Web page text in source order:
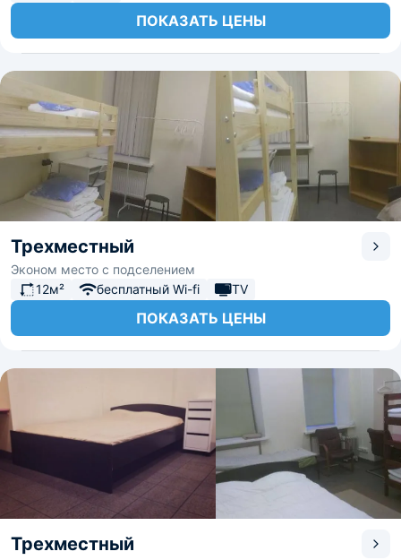
ПОКАЗАТЬ ЦЕНЫ
Трехместный
Эконом место с подселением
12м²
бесплатный Wi-fi TV
ПОКАЗАТЬ ЦЕНЫ
Трехместный